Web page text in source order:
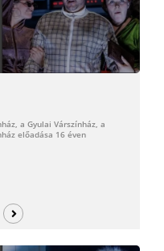
a Gyulai Várszínház, a
előadása 16 éven